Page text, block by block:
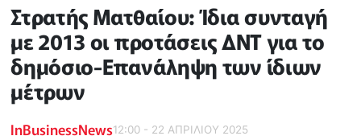
Στρατής Ματθαίου: Ίδια συνταγή
με 2013 οι προτάσεις ΔΝΤ για το
δημόσιο-Επανάληψη των ίδιων
μέτρων
InBusinessNews12:00 - 22 ΑΠΡΙΛΙΟΥ 2025